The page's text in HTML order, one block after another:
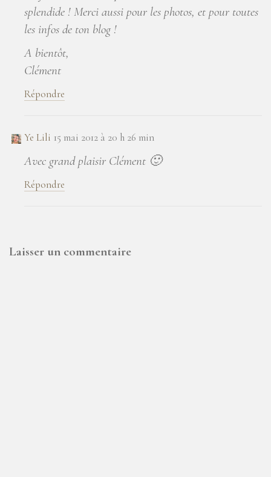
splendide ! Merci aussi pour les photos, et pour toutes
les infos de ton blog !
A bientôt,
Clément
Répondre
Ye Lili 15 mai 2012 à 20 h 26 min
Avec grand plaisir Clément 🙂
Répondre
Laisser un commentaire